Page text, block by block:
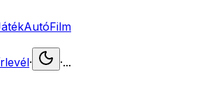
AutóFilm
· ·...